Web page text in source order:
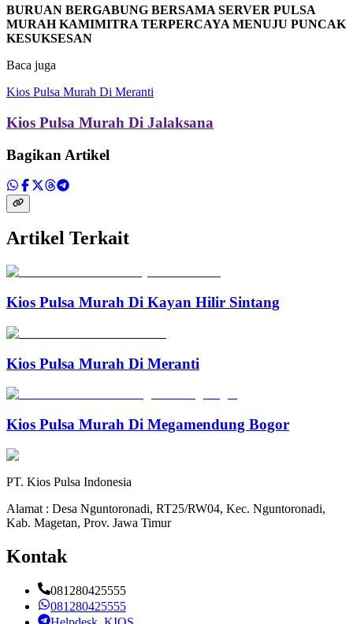
BURUAN BERGABUNG BERSAMA SERVER PULSA
MURAH KAMIMITRA TERPERCAYA MENUJU PUNCAK
KESUKSESAN
Baca juga
Kios Pulsa Murah Di Meranti
Kios Pulsa Murah Di Jalaksana
Bagikan Artikel
Artikel Terkait
Kios Pulsa Murah Di Kayan Hilir Sintang
Kios Pulsa Murah Di Meranti
Kios Pulsa Murah Di Megamendung Bogor
PT. Kios Pulsa Indonesia
Alamat : Desa Nguntoronadi, RT25/RW04, Kec. Nguntoronadi,
Kab. Magetan, Prov. Jawa Timur
Kontak
081280425555
081280425555